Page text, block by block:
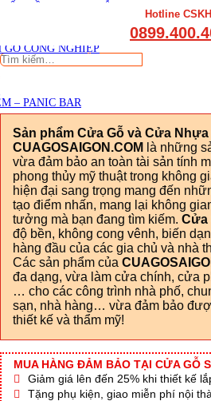
GỖ CÔNG NGHIỆP
– PANIC BAR
Hotline CSKH
Tìm
Sản phẩm Cửa Gỗ và Cửa Nhựa
CUAGOSAIGON.COM là những
vừa đảm bảo an toàn tài sản tính
phong thủy mỹ thuật trong không
hiện đại sang trọng mang đến
tạo điểm nhấn, mang lại không
tưởng mà bạn đang tìm kiếm. Cửa
độ bền, không cong vênh, biến
hàng đầu của các gia chủ và nhà
Các sản phẩm của
đa dạng, vừa làm cửa chính, cửa
… cho các công trình nhà phố,
sạn, nhà hàng… vừa đảm bảo
thiết kế và thẩm mỹ!
MUA HÀNG ĐẢM BẢO TẠI CỬA GỖ
Giảm giá lên đến 25% khi thiết kế
Tặng phụ kiện, giao miễn phí nội